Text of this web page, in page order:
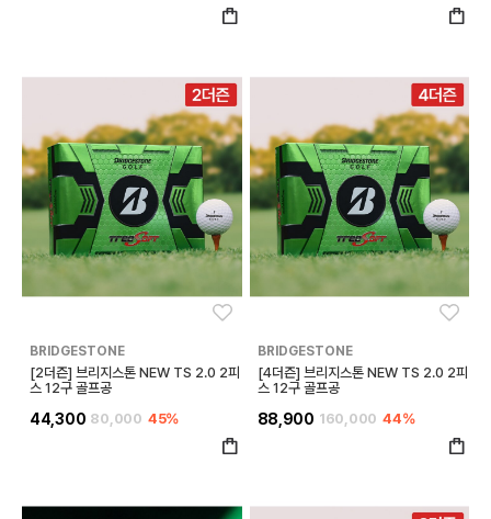
BRIDGESTONE
[2더즌] 브리지스톤 NEW TS 2.0 2피
스 12구 골프공
44,300 80,000 45%
BRIDGESTONE
[4더즌] 브리지스톤 NEW TS 2.0 2피
스 12구 골프공
88,900 160,000 44%